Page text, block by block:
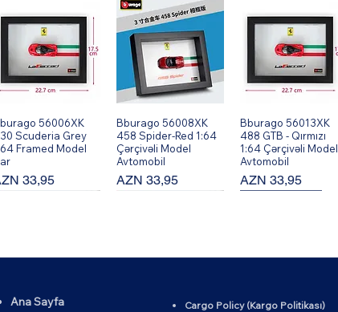
Hızlı Bakış
56006XK
Scuderia Grey
Framed Model
33,95
Hızlı Bakış
Bburago 56008XK
458 Spider-Red 1:64
Çərçivəli Model
Avtomobil
Fiyat
AZN 33,95
Hızlı Bakış
Bburago 56013XK
488 GTB - Qırmızı
1:64 Çərçivəli Model
Avtomobil
Fiyat
AZN 33,95
Ana Sayfa Cargo Policy (Kargo Politikası)